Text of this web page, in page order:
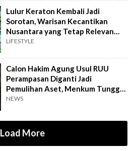
Lulur Keraton Kembali Jadi
Sorotan, Warisan Kecantikan
Nusantara yang Tetap Relevan
hingga Kini
LIFESTYLE
Calon Hakim Agung Usul RUU
Perampasan Diganti Jadi
Pemulihan Aset, Menkum Tunggu
Langkah DPR
NEWS
Load More